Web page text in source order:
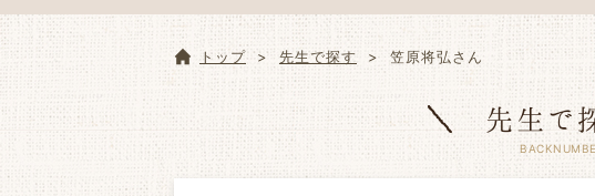
トップ 先生で探す 笠原将弘さん
先生で